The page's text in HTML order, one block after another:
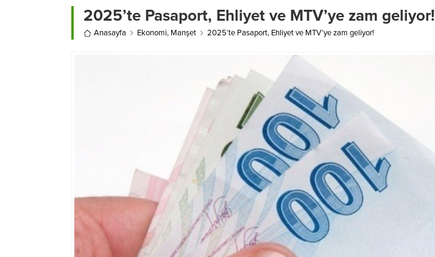
2025’te Pasaport, Ehliyet ve MTV’ye zam geliyor!
Anasayfa Ekonomi, Manşet 2025’te Pasaport, Ehliyet ve MTV’ye zam geliyor!